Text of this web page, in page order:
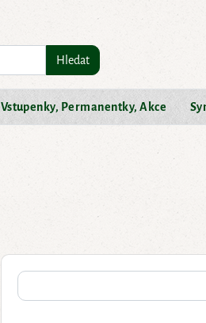
Hledat
Vstupenky, Permanentky, Akce